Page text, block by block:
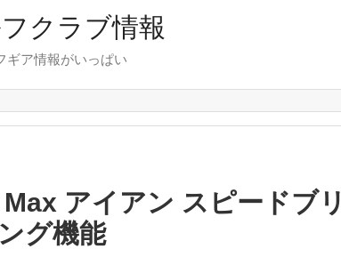
クラブ情報
ギア情報がいっぱい
アイアン スピードブリ
グ機能